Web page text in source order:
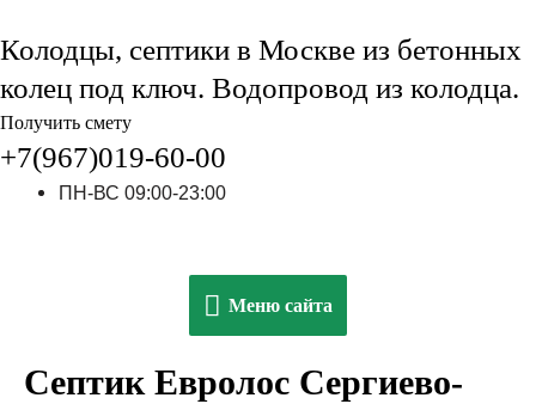
Колодцы, септики в Москве из бетонных
колец под ключ. Водопровод из колодца.
Получить смету
+7(967)019-60-00
ПН-ВС 09:00-23:00
Меню
Меню сайта
Септик Евролос Сергиево-